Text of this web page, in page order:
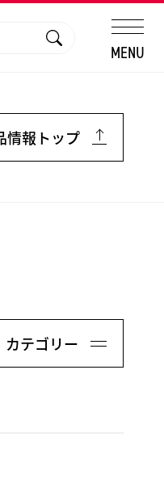
MENU
情報トップ
カテゴリー